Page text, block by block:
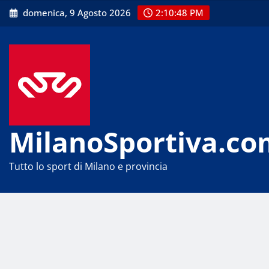
Skip
to
domenica, 9 Agosto 2026 2:10:49 PM
Tutto lo sport di Milano e provincia